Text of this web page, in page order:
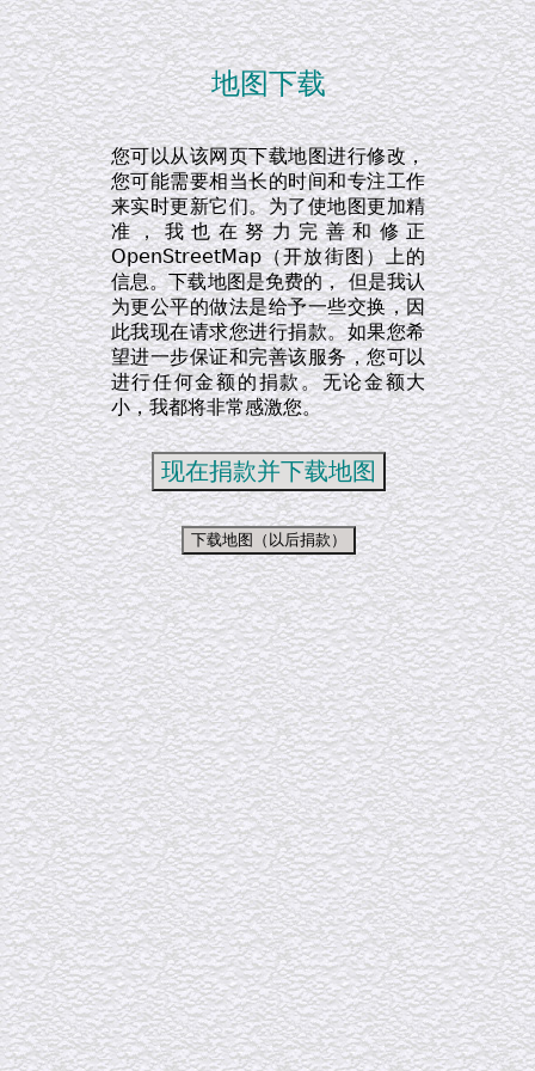
地图下载
您可以从该网页下载地图进行修改，
您可能需要相当长的时间和专注工作
来实时更新它们。为了使地图更加精
准，我也在努力完善和修正
OpenStreetMap（开放街图）上的
信息。下载地图是免费的， 但是我认
为更公平的做法是给予一些交换，因
此我现在请求您进行捐款。如果您希
望进一步保证和完善该服务，您可以
进行任何金额的捐款。无论金额大
小，我都将非常感激您。